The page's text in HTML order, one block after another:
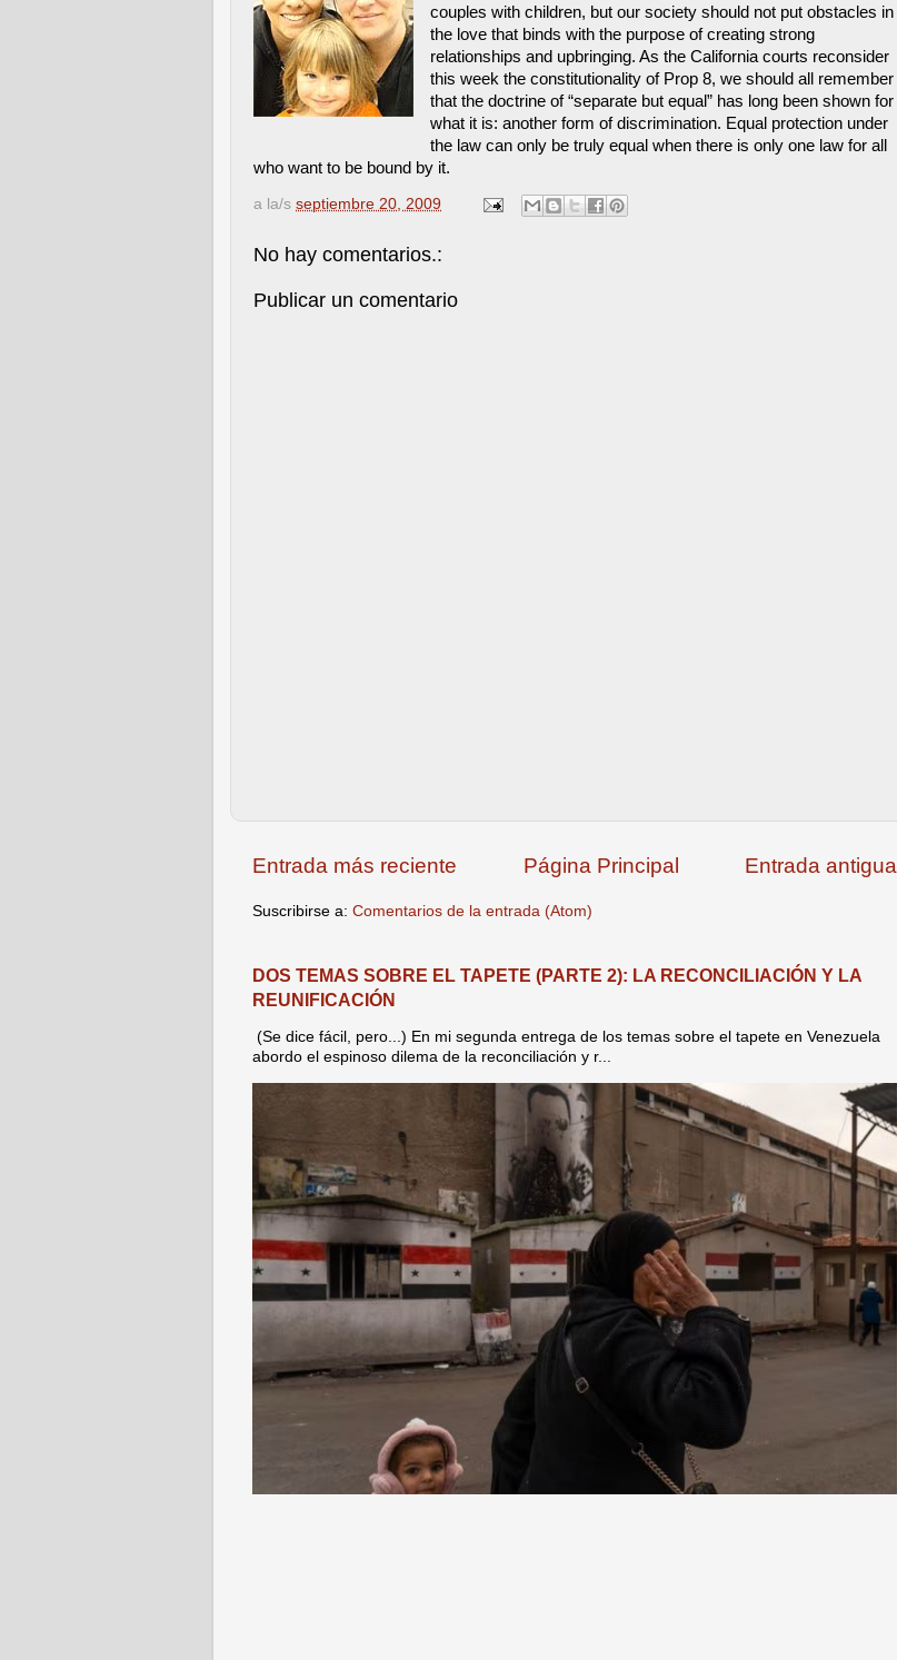
couples with children, but our society should not put obstacles in
the love that binds with the purpose of creating strong
relationships and upbringing. As the California courts reconsider
this week the constitutionality of Prop 8, we should all remember
that the doctrine of “separate but equal” has long been shown for
what it is: another form of discrimination. Equal protection under
the law can only be truly equal when there is only one law for all
who want to be bound by it.
a la/s septiembre 20, 2009
No hay comentarios.:
Publicar un comentario
Entrada más reciente Entrada antigua
Página Principal
Suscribirse a: Comentarios de la entrada (Atom)
DOS TEMAS SOBRE EL TAPETE (PARTE 2): LA RECONCILIACIÓN Y LA
REUNIFICACIÓN
(Se dice fácil, pero...) En mi segunda entrega de los temas sobre el tapete en Venezuela
abordo el espinoso dilema de la reconciliación y r...